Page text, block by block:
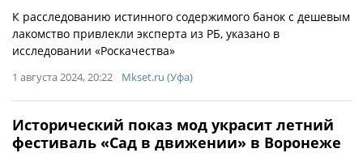
К расследованию истинного содержимого банок с дешевым
лакомство привлекли эксперта из РБ, указано в
исследовании «Роскачества»
1 августа 2024, 20:22 Mkset.ru (Уфа)
Исторический показ мод украсит летний
фестиваль «Сад в движении» в Воронеже